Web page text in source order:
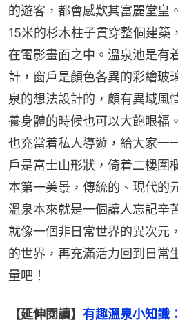
的遊客，都會感歎其富麗堂皇
15米的杉木柱子貫穿整個建築
在電影畫面之中。溫泉池是有
計，窗戶是顏色各異的彩繪玻
泉的想法設計的，頗有異域風
養身體的時候也可以大飽眼福
也充當着私人導遊，給大家一
戶是富士山形狀，倚着二樓圍
本第一美景，傳統的、現代的
溫泉本來就是一個讓人忘記辛
就像一個非日常世界的異次元
的世界，再充滿活力回到日常
量吧！
【延伸閱讀】 有趣溫泉小知識